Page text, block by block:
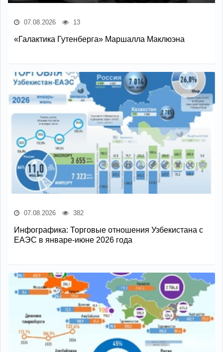
07.08.2026 13
«Галактика Гутенберга» Маршалла Маклюэна
07.08.2026 382
Инфографика: Торговые отношения Узбекистана с
ЕАЭС в январе-июне 2026 года